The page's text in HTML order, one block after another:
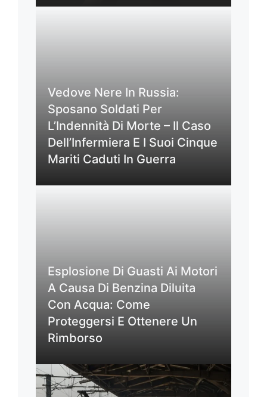
Vedove Nere In Russia:
Sposano Soldati Per
L’Indennità Di Morte – Il Caso
Dell’Infermiera E I Suoi Cinque
Mariti Caduti In Guerra
Esplosione Di Guasti Ai Motori
A Causa Di Benzina Diluita
Con Acqua: Come
Proteggersi E Ottenere Un
Rimborso